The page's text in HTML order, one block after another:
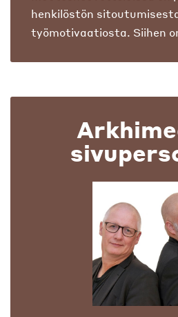
henkilöstön
työmotivaatiosta. Siihen